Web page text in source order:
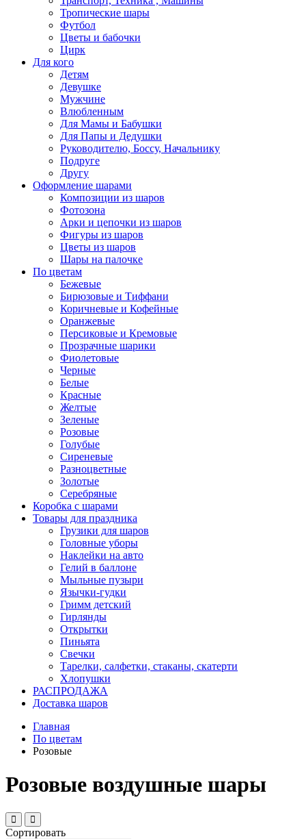
Тропические шары
Футбол
Цветы и бабочки
Цирк
Для кого
Детям
Девушке
Мужчине
Влюбленным
Для Мамы и Бабушки
Для Папы и Дедушки
Руководителю, Боссу, Начальнику
Подруге
Другу
Оформление шарами
Композиции из шаров
Фотозона
Арки и цепочки из шаров
Фигуры из шаров
Цветы из шаров
Шары на палочке
По цветам
Бежевые
Бирюзовые и Тиффани
Коричневые и Кофейные
Оранжевые
Персиковые и Кремовые
Прозрачные шарики
Фиолетовые
Черные
Белые
Красные
Желтые
Зеленые
Розовые
Голубые
Сиреневые
Разноцветные
Золотые
Серебряные
Коробка с шарами
Товары для праздника
Грузики для шаров
Головные уборы
Наклейки на авто
Гелий в баллоне
Мыльные пузыри
Язычки-гудки
Гримм детский
Гирлянды
Открытки
Пиньята
Свечки
Тарелки, салфетки, стаканы, скатерти
Хлопушки
РАСПРОДАЖА
Доставка шаров
Главная
По цветам
Розовые
Розовые воздушные шары
Сортировать